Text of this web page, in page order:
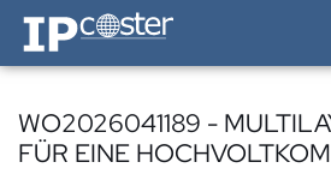
IP-Coster — Home
WO2026041189 -
FÜR EINE